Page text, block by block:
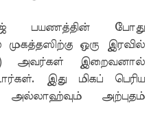
பயணத்தின் போது
முகத்தஸிற்கு ஒரு இரவில்
அவர்கள் இறைவனால்
இது மிகப் பெரிய
அல்லாஹ்வும் அற்புதம்